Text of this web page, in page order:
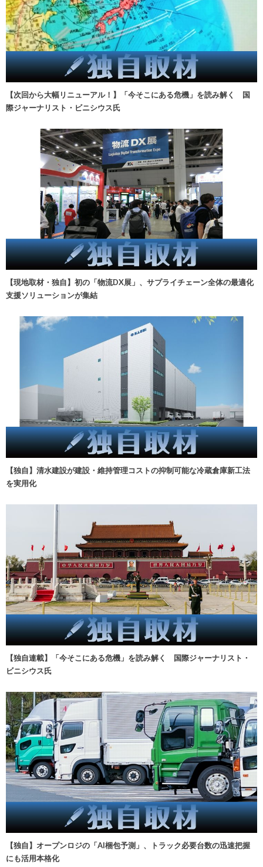
【次回から大幅リニューアル！】「今そこにある危機」を読み解く 国
際ジャーナリスト・ビニシウス氏
【現地取材・独自】初の「物流DX展」、サプライチェーン全体の最適化
支援ソリューションが集結
【独自】清水建設が建設・維持管理コストの抑制可能な冷蔵倉庫新工法
を実用化
【独自連載】「今そこにある危機」を読み解く 国際ジャーナリスト・
ビニシウス氏
【独自】オープンロジの「AI梱包予測」、トラック必要台数の迅速把握
にも活用本格化